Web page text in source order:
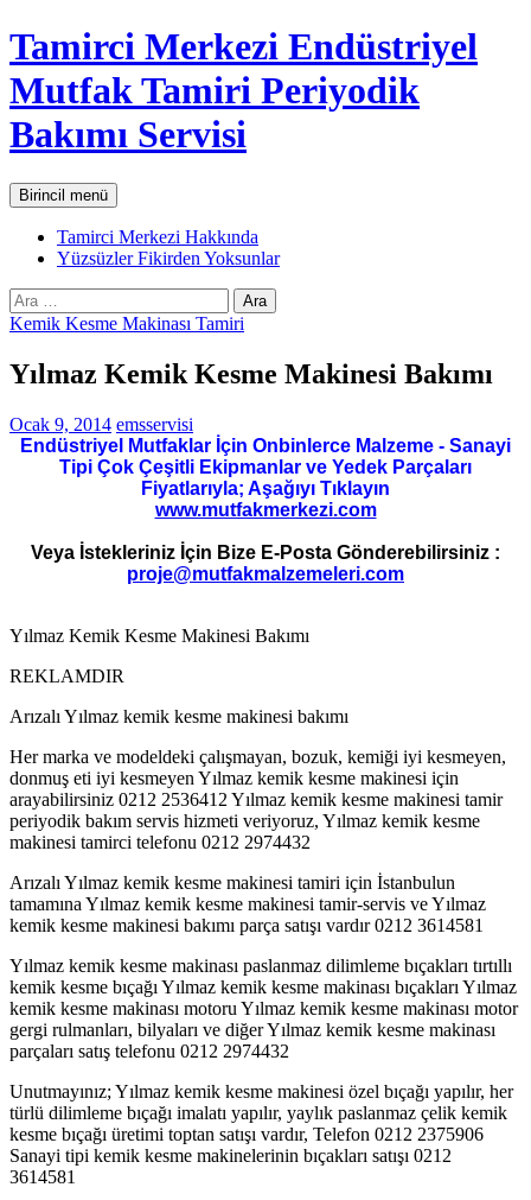
İçeriğe
atla
Tamirci Merkezi Endüstriyel
Mutfak Tamiri Periyodik
Bakımı Servisi
AraBirincil menü
Tamirci Merkezi Hakkında
Yüzsüzler Fikirden Yoksunlar
Arama:
Kemik Kesme Makinası Tamiri
Yılmaz Kemik Kesme Makinesi Bakımı
Ocak 9, 2014 emsservisi
Endüstriyel Mutfaklar İçin Onbinlerce Malzeme - Sanayi
Tipi Çok Çeşitli Ekipmanlar ve Yedek Parçaları
Fiyatlarıyla; Aşağıyı Tıklayın
www.mutfakmerkezi.com
Veya İstekleriniz İçin Bize E-Posta Gönderebilirsiniz :
proje@mutfakmalzemeleri.com
Yılmaz Kemik Kesme Makinesi Bakımı
REKLAMDIR
Arızalı Yılmaz kemik kesme makinesi bakımı
Her marka ve modeldeki çalışmayan, bozuk, kemiği iyi kesmeyen,
donmuş eti iyi kesmeyen Yılmaz kemik kesme makinesi için
arayabilirsiniz 0212 2536412 Yılmaz kemik kesme makinesi tamir
periyodik bakım servis hizmeti veriyoruz, Yılmaz kemik kesme
makinesi tamirci telefonu 0212 2974432
Arızalı Yılmaz kemik kesme makinesi tamiri için İstanbulun
tamamına Yılmaz kemik kesme makinesi tamir-servis ve Yılmaz
kemik kesme makinesi bakımı parça satışı vardır 0212 3614581
Yılmaz kemik kesme makinası paslanmaz dilimleme bıçakları tırtıllı
kemik kesme bıçağı Yılmaz kemik kesme makinası bıçakları Yılmaz
kemik kesme makinası motoru Yılmaz kemik kesme makinası motor
gergi rulmanları, bilyaları ve diğer Yılmaz kemik kesme makinası
parçaları satış telefonu 0212 2974432
Unutmayınız; Yılmaz kemik kesme makinesi özel bıçağı yapılır, her
türlü dilimleme bıçağı imalatı yapılır, yaylık paslanmaz çelik kemik
kesme bıçağı üretimi toptan satışı vardır, Telefon 0212 2375906
Sanayi tipi kemik kesme makinelerinin bıçakları satışı 0212
3614581